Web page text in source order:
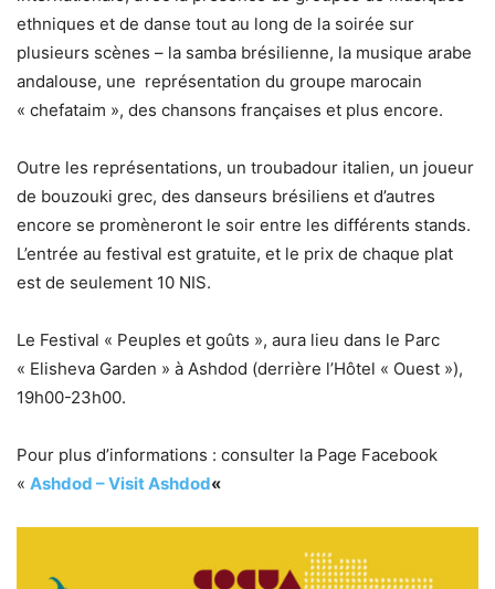
ethniques et de danse tout au long de la soirée sur
plusieurs scènes – la samba brésilienne, la musique arabe
andalouse, une représentation du groupe marocain
« chefataim », des chansons françaises et plus encore.
Outre les représentations, un troubadour italien, un joueur
de bouzouki grec, des danseurs brésiliens et d’autres
encore se promèneront le soir entre les différents stands.
L’entrée au festival est gratuite, et le prix de chaque plat
est de seulement 10 NIS.
Le Festival « Peuples et goûts », aura lieu dans le Parc
« Elisheva Garden » à Ashdod (derrière l’Hôtel « Ouest »),
19h00-23h00.
Pour plus d’informations : consulter la Page Facebook
« Ashdod – Visit Ashdod«